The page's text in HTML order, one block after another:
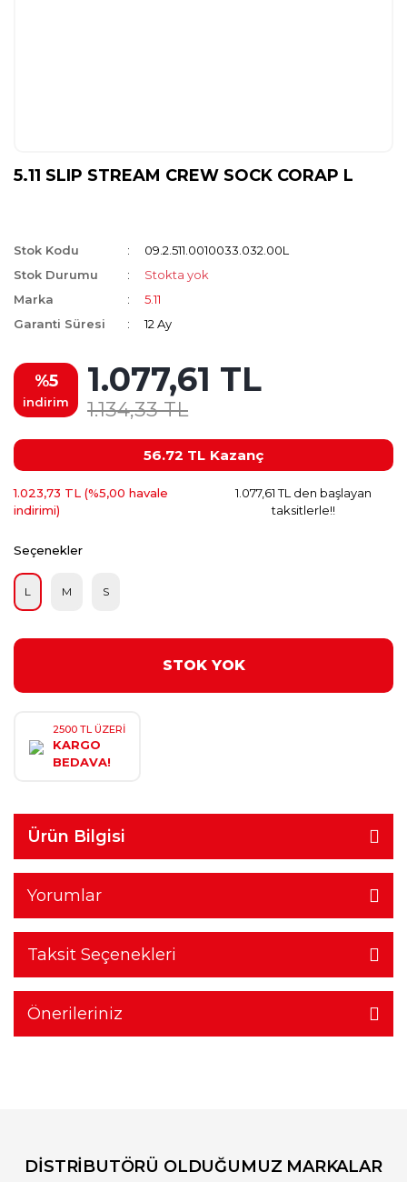
5.11 SLIP STREAM CREW SOCK CORAP L
Stok Kodu
09.2.511.0010033.032.00L
Stok Durumu
Stokta yok
Marka
5.11
Garanti Süresi
12 Ay
%5
indirim
1.077,61 TL
1.134,33 TL
56.72 TL Kazanç
1.023,73 TL (%5,00 havale
indirimi)
1.077,61 TL den başlayan
taksitlerle!!
Seçenekler
L M S
STOK YOK
2500 TL ÜZERİ
KARGO
BEDAVA!
Ürün Bilgisi
Yorumlar
Taksit Seçenekleri
Önerileriniz
DİSTRİBUTÖRÜ OLDUĞUMUZ MARKALAR